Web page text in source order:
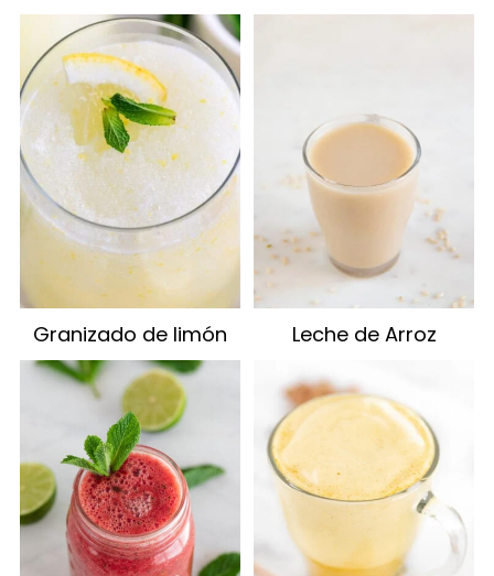
Granizado de limón Leche de Arroz